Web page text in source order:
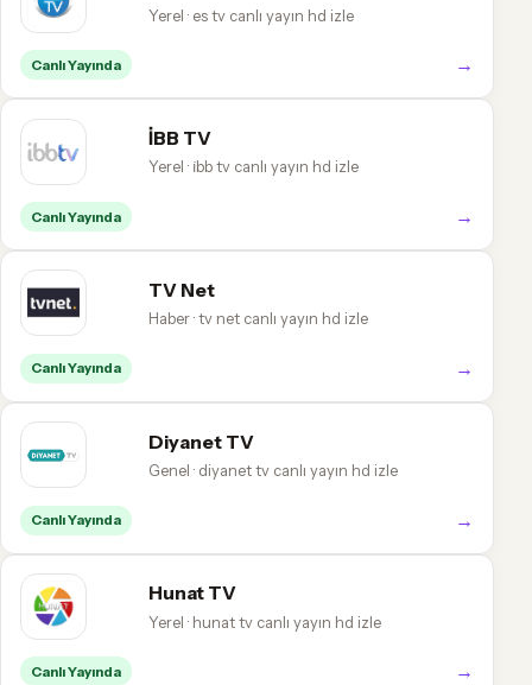
Yerel · es tv canlı yayın hd izle
Canlı Yayında →
İBB TV
Yerel · i̇bb tv canlı yayın hd izle
Canlı Yayında →
TV Net
Haber · tv net canlı yayın hd izle
Canlı Yayında →
Diyanet TV
Genel · diyanet tv canlı yayın hd izle
Canlı Yayında →
Hunat TV
Yerel · hunat tv canlı yayın hd izle
Canlı Yayında →